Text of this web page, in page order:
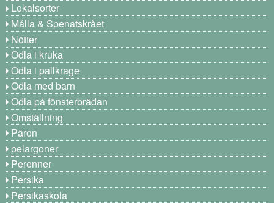
Lokalsorter
Målla & Spenatskrået
Nötter
Odla i kruka
Odla i pallkrage
Odla med barn
Odla på fönsterbrädan
Omställning
Päron
pelargoner
Perenner
Persika
Persikaskola